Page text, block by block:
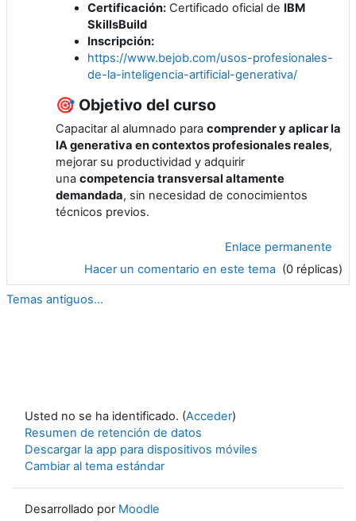
Certificación: Certificado oficial de IBM
SkillsBuild
Inscripción:
https://www.bejob.com/usos-profesionales-
de-la-inteligencia-artificial-generativa/
🎯 Objetivo del curso
Capacitar al alumnado para comprender y aplicar la
IA generativa en contextos profesionales reales,
mejorar su productividad y adquirir
una competencia transversal altamente
demandada, sin necesidad de conocimientos
técnicos previos.
Enlace permanente
Hacer un comentario en este tema (0 réplicas)
Temas antiguos...
Usted no se ha identificado. (Acceder)
Resumen de retención de datos
Descargar la app para dispositivos móviles
Cambiar al tema estándar
Desarrollado por Moodle